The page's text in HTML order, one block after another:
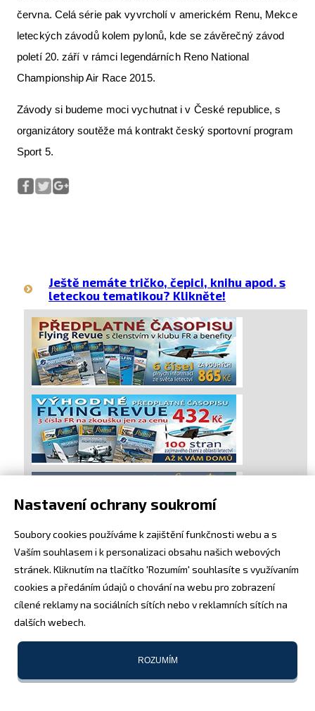
června. Celá série pak vyvrcholí v americkém Renu, Mekce
leteckých závodů kolem pylonů, kde se závěrečný závod
poletí 20. září v rámci legendárních Reno National
Championship Air Race 2015.
Závody si budeme moci vychutnat i v České republice, s
organizátory soutěže má kontrakt český sportovní program
Sport 5.
Ještě nemáte tričko, čepici, knihu apod. s
leteckou tematikou? Klikněte!
Nastavení ochrany soukromí
Soubory cookies používáme k zajištění funkčnosti webu a s
Vaším souhlasem i k personalizaci obsahu našich webových
stránek. Kliknutím na tlačítko 'Rozumím' souhlasíte s využívaním
cookies a předáním údajů o chování na webu pro zobrazení
cílené reklamy na sociálních sítích nebo v reklamních sítích na
dalších webech.
ROZUMÍM